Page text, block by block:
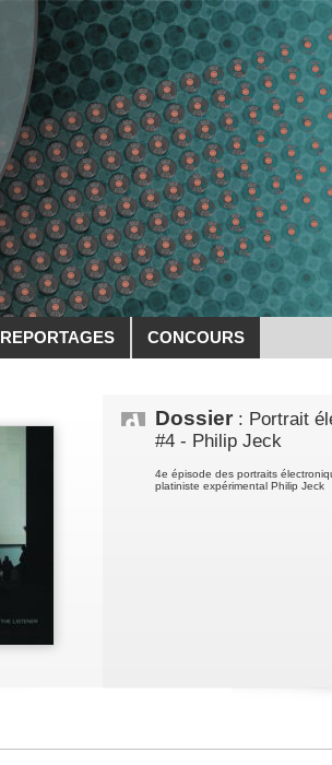
REPORTAGES CONCOURS
Dossier : Portrait
#4 - Philip Jeck
4e épisode des portraits
platiniste expérimental Philip Jeck